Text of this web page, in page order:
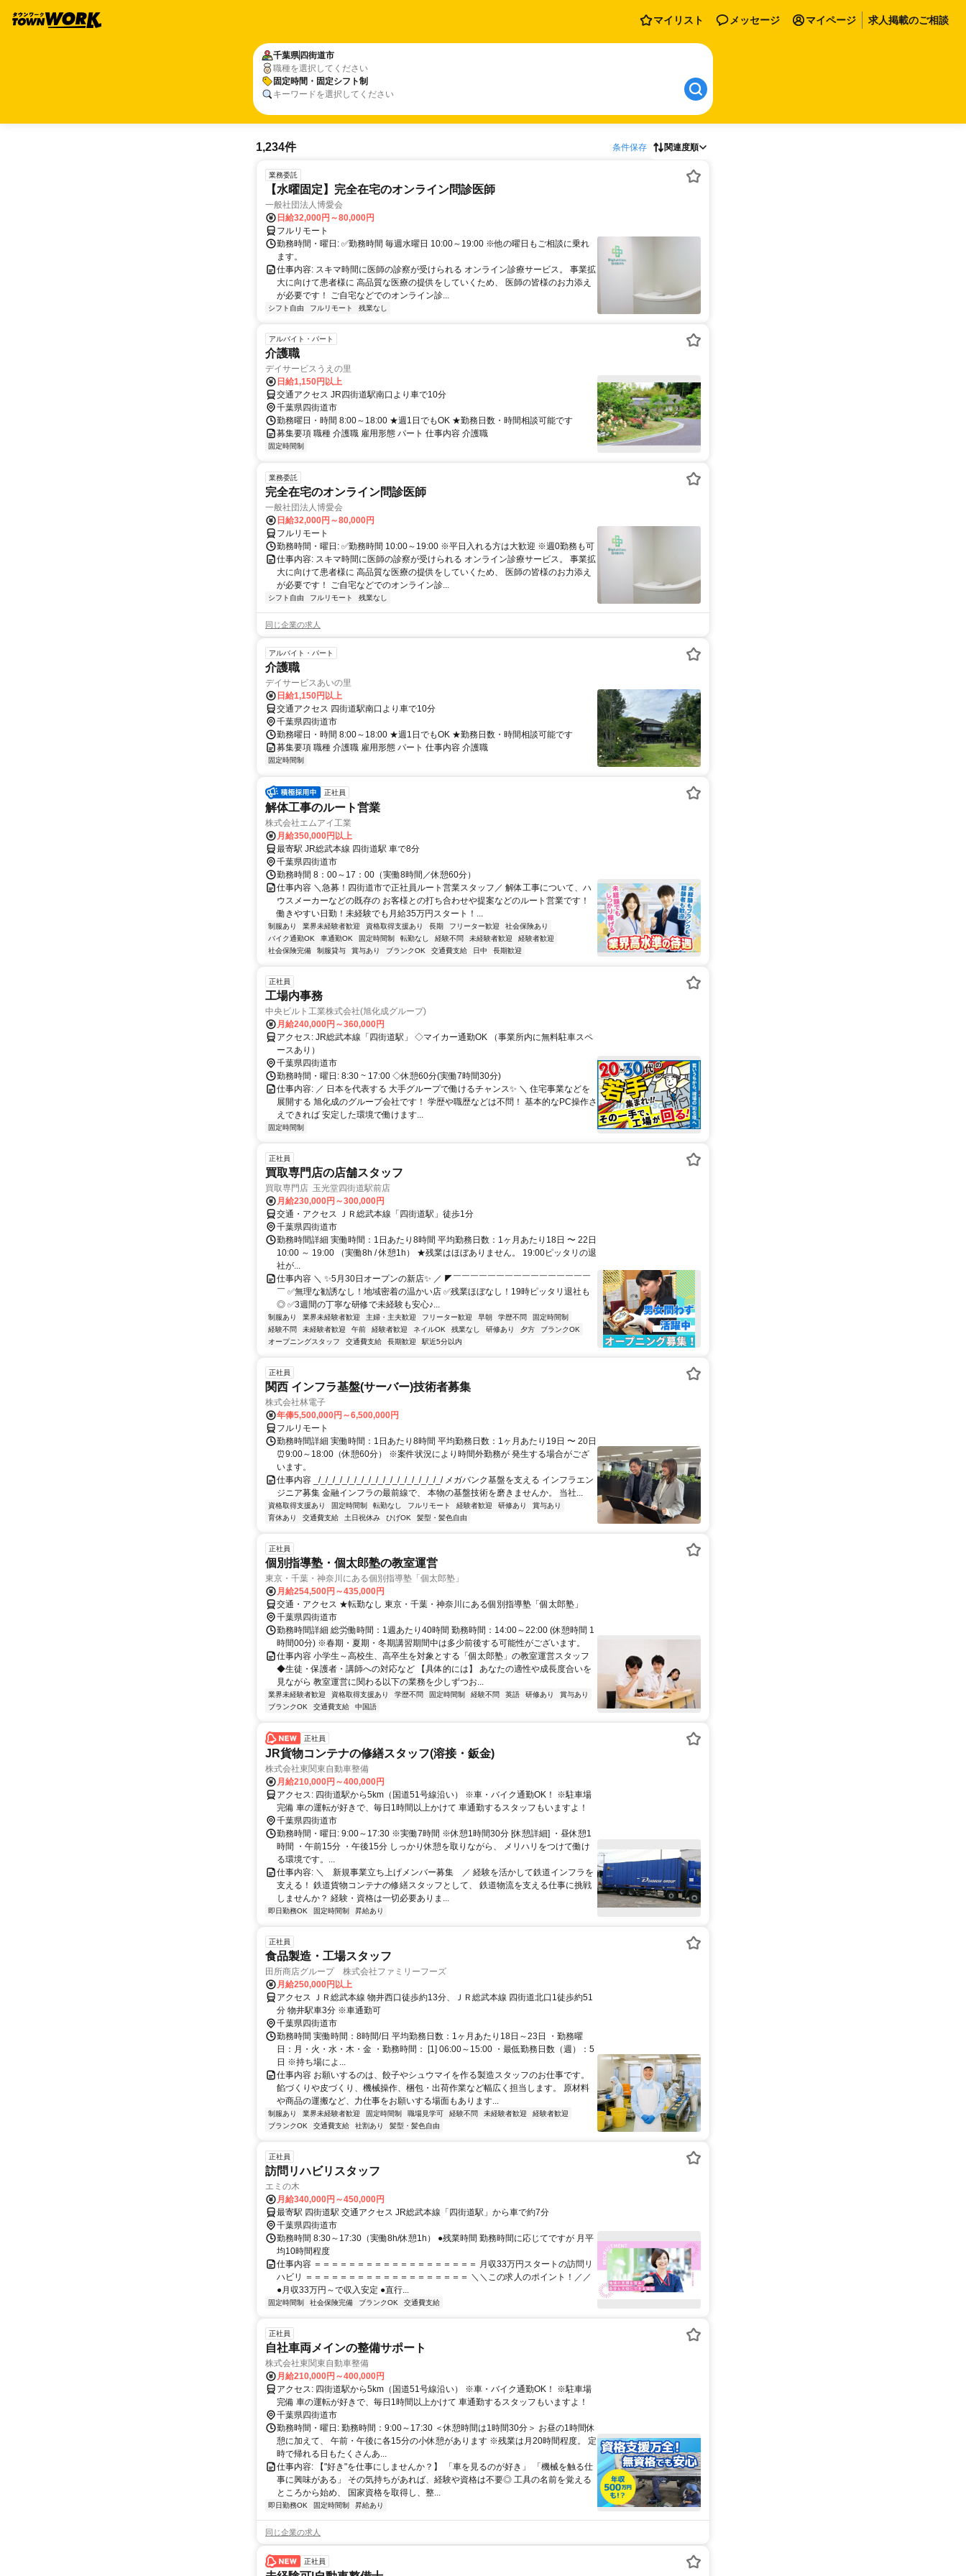
マイリスト メッセージ マイページ 求人掲載のご相談
千葉県 四街道市
職種を選択してください
固定時間・固定シフト制
キーワードを選択してください
1,234件 条件保存 関連度順
業務委託
【水曜固定】完全在宅のオンライン問診医師
一般社団法人博愛会
日給32,000円～80,000円
フルリモート
勤務時間・曜日: ✅勤務時間 毎週水曜日 10:00～19:00 ※他の曜日もご相談に乗れ
ます。
仕事内容: スキマ時間に医師の診察が受けられる オンライン診療サービス。 事業拡
大に向けて患者様に 高品質な医療の提供をしていくため、 医師の皆様のお力添え
が必要です！ ご自宅などでのオンライン診...
シフト自由 フルリモート 残業なし
アルバイト・パート
介護職
デイサービスうえの里
日給1,150円以上
交通アクセス JR四街道駅南口より車で10分
千葉県四街道市
勤務曜日・時間 8:00～18:00 ★週1日でもOK ★勤務日数・時間相談可能です
募集要項 職種 介護職 雇用形態 パート 仕事内容 介護職
固定時間制
業務委託
完全在宅のオンライン問診医師
一般社団法人博愛会
日給32,000円～80,000円
フルリモート
勤務時間・曜日: ✅勤務時間 10:00～19:00 ※平日入れる方は大歓迎 ※週0勤務も可
仕事内容: スキマ時間に医師の診察が受けられる オンライン診療サービス。 事業拡
大に向けて患者様に 高品質な医療の提供をしていくため、 医師の皆様のお力添え
が必要です！ ご自宅などでのオンライン診...
シフト自由 フルリモート 残業なし
同じ企業の求人
アルバイト・パート
介護職
デイサービスあいの里
日給1,150円以上
交通アクセス 四街道駅南口より車で10分
千葉県四街道市
勤務曜日・時間 8:00～18:00 ★週1日でもOK ★勤務日数・時間相談可能です
募集要項 職種 介護職 雇用形態 パート 仕事内容 介護職
固定時間制
正社員
解体工事のルート営業
株式会社エムアイ工業
月給350,000円以上
最寄駅 JR総武本線 四街道駅 車で8分
千葉県四街道市
勤務時間 8：00～17：00（実働8時間／休憩60分）
仕事内容 ＼急募！四街道市で正社員ルート営業スタッフ／ 解体工事について、ハ
ウスメーカーなどの既存の お客様との打ち合わせや提案などのルート営業です！
働きやすい日勤！未経験でも月給35万円スタート！...
制服あり 業界未経験者歓迎 資格取得支援あり 長期 フリーター歓迎
社会保険あり
バイク通勤OK
車通勤OK 固定時間制 転勤なし 経験不問 未経験者歓迎
経験者歓迎
社会保険完備
制服貸与 賞与あり ブランクOK 交通費支給 日中 長期歓迎
正社員
工場内事務
中央ビルト工業株式会社(旭化成グループ)
月給240,000円～360,000円
アクセス: JR総武本線「四街道駅」 ◇マイカー通勤OK （事業所内に無料駐車スペ
ースあり）
千葉県四街道市
勤務時間・曜日: 8:30 ~ 17:00 ◇休憩60分(実働7時間30分)
仕事内容: ／ 日本を代表する 大手グループで働けるチャンス✨️ ＼ 住宅事業などを
展開する 旭化成のグループ会社です！ 学歴や職歴などは不問！ 基本的なPC操作さ
えできれば 安定した環境で働けます...
固定時間制
正社員
買取専門店の店舗スタッフ
買取専門店 玉光堂四街道駅前店
月給230,000円～300,000円
交通・アクセス ＪＲ総武本線「四街道駅」徒歩1分
千葉県四街道市
勤務時間詳細 実働時間：1日あたり8時間 平均勤務日数：1ヶ月あたり18日 〜 22日
10:00 ～ 19:00 （実働8h / 休憩1h） ★残業はほぼありません。 19:00ピッタリの退
社が...
仕事内容 ＼ ✨5月30日オープンの新店✨ ／ ◤￣￣￣￣￣￣￣￣￣￣￣￣￣￣￣￣
￣ ✅無理な勧誘なし！地域密着の温かい店 ✅残業ほぼなし！19時ピッタリ退社も
◎ ✅3週間の丁寧な研修で未経験も安心♪...
制服あり 業界未経験者歓迎 主婦・主夫歓迎 フリーター歓迎 早朝 学歴不問
固定時間制
経験不問
未経験者歓迎 午前 経験者歓迎 ネイルOK 残業なし 研修あり 夕方
ブランクOK
オープニングスタッフ
交通費支給 長期歓迎 駅近5分以内
正社員
関西 インフラ基盤(サーバー)技術者募集
株式会社林電子
年俸5,500,000円～6,500,000円
フルリモート
勤務時間詳細 実働時間：1日あたり8時間 平均勤務日数：1ヶ月あたり19日 〜 20日
⏰9:00～18:00（休憩60分） ※案件状況により時間外勤務が 発生する場合がござ
います。
仕事内容 _/_/_/_/_/_/_/_/_/_/_/_/_/_/_/_/_/_/ メガバンク基盤を支える インフラエン
ジニア募集 金融インフラの最前線で、 本物の基盤技術を磨きませんか。 当社...
資格取得支援あり 固定時間制 転勤なし フルリモート 経験者歓迎 研修あり
賞与あり
育休あり
交通費支給 土日祝休み ひげOK 髪型・髪色自由
正社員
個別指導塾・個太郎塾の教室運営
東京・千葉・神奈川にある個別指導塾「個太郎塾」
月給254,500円～435,000円
交通・アクセス ★転勤なし 東京・千葉・神奈川にある個別指導塾「個太郎塾」
千葉県四街道市
勤務時間詳細 総労働時間：1週あたり40時間 勤務時間：14:00～22:00 (休憩時間 1
時間00分) ※春期・夏期・冬期講習期間中は多少前後する可能性がございます。
仕事内容 小学生～高校生、高卒生を対象とする「個太郎塾」の教室運営スタッフ
◆生徒・保護者・講師への対応など 【具体的には】 あなたの適性や成長度合いを
見ながら 教室運営に関わる以下の業務を少しずつお...
業界未経験者歓迎 資格取得支援あり 学歴不問 固定時間制 経験不問 英語 研修あり
賞与あり
ブランクOK
交通費支給 中国語
正社員
JR貨物コンテナの修繕スタッフ(溶接・鈑金)
株式会社東関東自動車整備
月給210,000円～400,000円
アクセス: 四街道駅から5km（国道51号線沿い） ※車・バイク通勤OK！ ※駐車場
完備 車の運転が好きで、毎日1時間以上かけて 車通勤するスタッフもいますよ！
千葉県四街道市
勤務時間・曜日: 9:00～17:30 ※実働7時間 ※休憩1時間30分 [休憩詳細] ・昼休憩1
時間 ・午前15分 ・午後15分 しっかり休憩を取りながら、 メリハリをつけて働け
る環境です。...
仕事内容: ＼ 新規事業立ち上げメンバー募集 ／ 経験を活かして鉄道インフラを
支える！ 鉄道貨物コンテナの修繕スタッフとして、 鉄道物流を支える仕事に挑戦
しませんか？ 経験・資格は一切必要ありま...
即日勤務OK 固定時間制 昇給あり
正社員
食品製造・工場スタッフ
田所商店グループ 株式会社ファミリーフーズ
月給250,000円以上
アクセス ＪＲ総武本線 物井西口徒歩約13分、ＪＲ総武本線 四街道北口1徒歩約51
分 物井駅車3分 ※車通勤可
千葉県四街道市
勤務時間 実働時間：8時間/日 平均勤務日数：1ヶ月あたり18日～23日 ・勤務曜
日：月・火・水・木・金 ・勤務時間： [1] 06:00～15:00 ・最低勤務日数（週）：5
日 ※持ち場によ...
仕事内容 お願いするのは、餃子やシュウマイを作る製造スタッフのお仕事です。
餡づくりや皮づくり、機械操作、梱包・出荷作業など幅広く担当します。 原材料
や商品の運搬など、力仕事をお願いする場面もあります...
制服あり 業界未経験者歓迎 固定時間制 職場見学可 経験不問 未経験者歓迎
経験者歓迎
ブランクOK
交通費支給 社割あり 髪型・髪色自由
正社員
訪問リハビリスタッフ
エミの木
月給340,000円～450,000円
最寄駅 四街道駅 交通アクセス JR総武本線「四街道駅」から車で約7分
千葉県四街道市
勤務時間 8:30～17:30（実働8h/休憩1h） ●残業時間 勤務時間に応じてですが 月平
均10時間程度
仕事内容 ＝＝＝＝＝＝＝＝＝＝＝＝＝＝＝＝＝＝＝ 月収33万円スタートの訪問リ
ハビリ ＝＝＝＝＝＝＝＝＝＝＝＝＝＝＝＝＝＝＝ ＼＼この求人のポイント！／／
●月収33万円～で収入安定 ●直行...
固定時間制 社会保険完備 ブランクOK 交通費支給
正社員
自社車両メインの整備サポート
株式会社東関東自動車整備
月給210,000円～400,000円
アクセス: 四街道駅から5km（国道51号線沿い） ※車・バイク通勤OK！ ※駐車場
完備 車の運転が好きで、毎日1時間以上かけて 車通勤するスタッフもいますよ！
千葉県四街道市
勤務時間・曜日: 勤務時間：9:00～17:30 ＜休憩時間は1時間30分＞ お昼の1時間休
憩に加えて、 午前・午後に各15分の小休憩があります ※残業は月20時間程度。 定
時で帰れる日もたくさんあ...
仕事内容: 【"好き"を仕事にしませんか？】 「車を見るのが好き」 「機械を触る仕
事に興味がある」 その気持ちがあれば、経験や資格は不要◎ 工具の名前を覚える
ところから始め、 国家資格を取得し、整...
即日勤務OK 固定時間制 昇給あり
同じ企業の求人
正社員